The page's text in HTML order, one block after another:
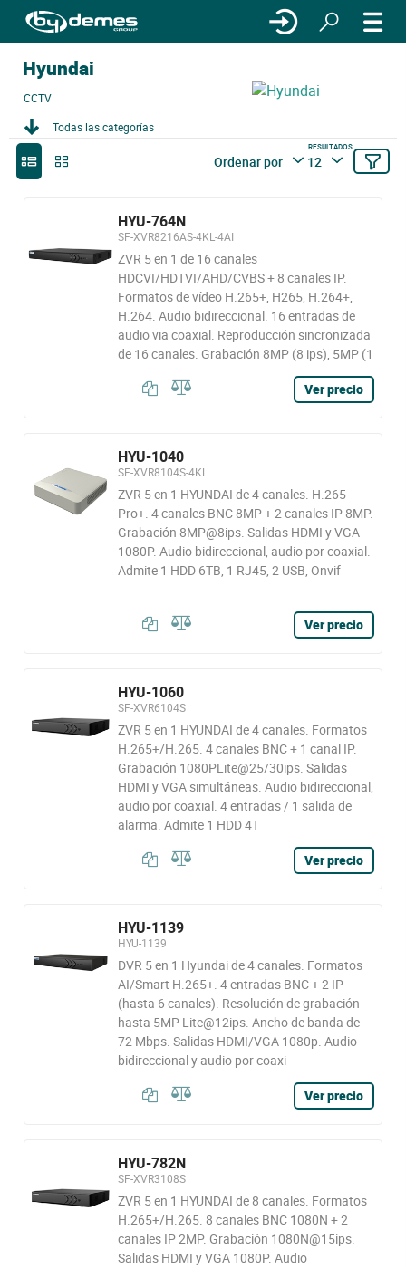
Hyundai
CCTV
Todas las categorías
Ordenar por
RESULTADOS
12
HYU-764N
SF-XVR8216AS-4KL-4AI
ZVR 5 en 1 de 16 canales
HDCVI/HDTVI/AHD/CVBS + 8 canales IP.
Formatos de vídeo H.265+, H265, H.264+,
H.264. Audio bidireccional. 16 entradas de
audio via coaxial. Reproducción sincronizada
de 16 canales. Grabación 8MP (8 ips), 5MP (1
Ver precio
HYU-1040
SF-XVR8104S-4KL
ZVR 5 en 1 HYUNDAI de 4 canales. H.265
Pro+. 4 canales BNC 8MP + 2 canales IP 8MP.
Grabación 8MP@8ips. Salidas HDMI y VGA
1080P. Audio bidireccional, audio por coaxial.
Admite 1 HDD 6TB, 1 RJ45, 2 USB, Onvif
Ver precio
HYU-1060
SF-XVR6104S
ZVR 5 en 1 HYUNDAI de 4 canales. Formatos
H.265+/H.265. 4 canales BNC + 1 canal IP.
Grabación 1080PLite@25/30ips. Salidas
HDMI y VGA simultáneas. Audio bidireccional,
audio por coaxial. 4 entradas / 1 salida de
alarma. Admite 1 HDD 4T
Ver precio
HYU-1139
HYU-1139
DVR 5 en 1 Hyundai de 4 canales. Formatos
AI/Smart H.265+. 4 entradas BNC + 2 IP
(hasta 6 canales). Resolución de grabación
hasta 5MP Lite@12ips. Ancho de banda de
72 Mbps. Salidas HDMI/VGA 1080p. Audio
bidireccional y audio por coaxi
Ver precio
HYU-782N
SF-XVR3108S
ZVR 5 en 1 HYUNDAI de 8 canales. Formatos
H.265+/H.265. 8 canales BNC 1080N + 2
canales IP 2MP. Grabación 1080N@15ips.
Salidas HDMI y VGA 1080P. Audio